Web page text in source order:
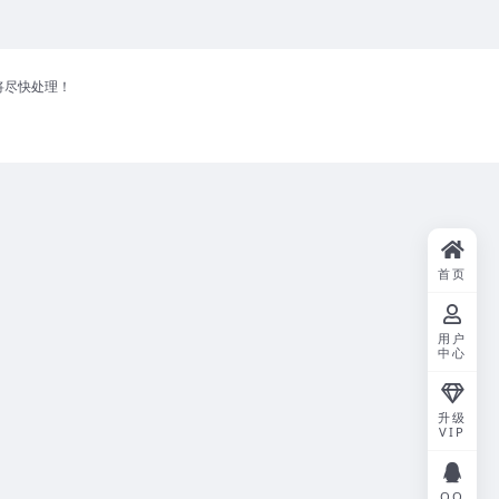
快处理！
首页
用户
中心
升级
VIP